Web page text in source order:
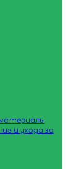
и ухода за